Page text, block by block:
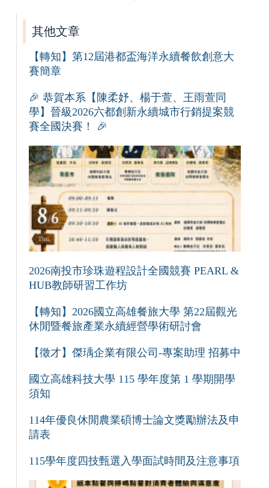
其他文章
【轉知】第12屆港都盃海洋永續餐飲創意大
賽簡章
🎉 恭賀本系【陳柔妤、楊于萱、王雨萱同
學】晉級2026六都創新永續城市行銷提案競
賽全國決賽！ 🎉
2026南投市珍珠遊程設計全國競賽 PEARL &
HUB教師研習工作坊
【轉知】2026國立高雄餐旅大學 第22屆觀光
休閒暨餐旅產業永續經營學術研討會
【徵才】傑瑀企業有限公司-專案助理 招募中
國立高雄科技大學 115 學年度第 1 學期開學
須知
114年優良休閒農業碩博士論文獎勵辦法及申
請表
115學年度四技甄選入學面試時間及注意事項